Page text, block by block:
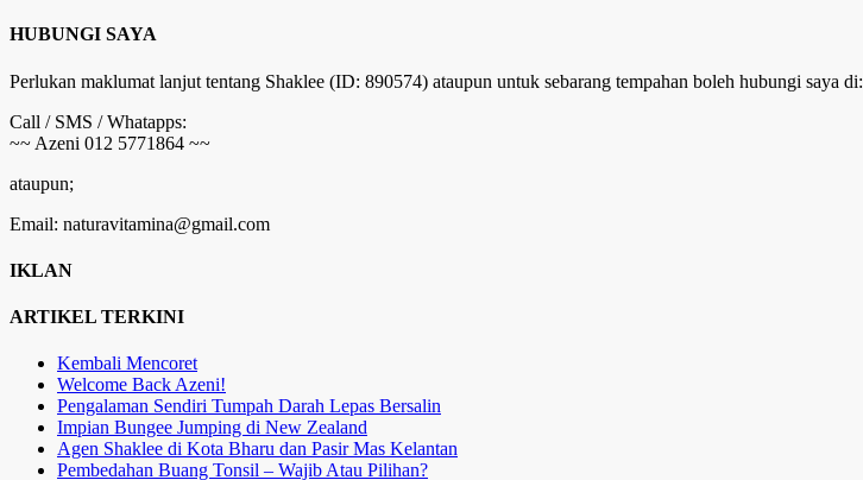
HUBUNGI SAYA
Perlukan maklumat lanjut tentang Shaklee (ID: 890574) ataupun untuk sebarang tempahan boleh hubungi saya di:
Call / SMS / Whatapps:
~~ Azeni 012 5771864 ~~
ataupun;
Email: naturavitamina@gmail.com
IKLAN
ARTIKEL TERKINI
Kembali Mencoret
Welcome Back Azeni!
Pengalaman Sendiri Tumpah Darah Lepas Bersalin
Impian Bungee Jumping di New Zealand
Agen Shaklee di Kota Bharu dan Pasir Mas Kelantan
Pembedahan Buang Tonsil – Wajib Atau Pilihan?